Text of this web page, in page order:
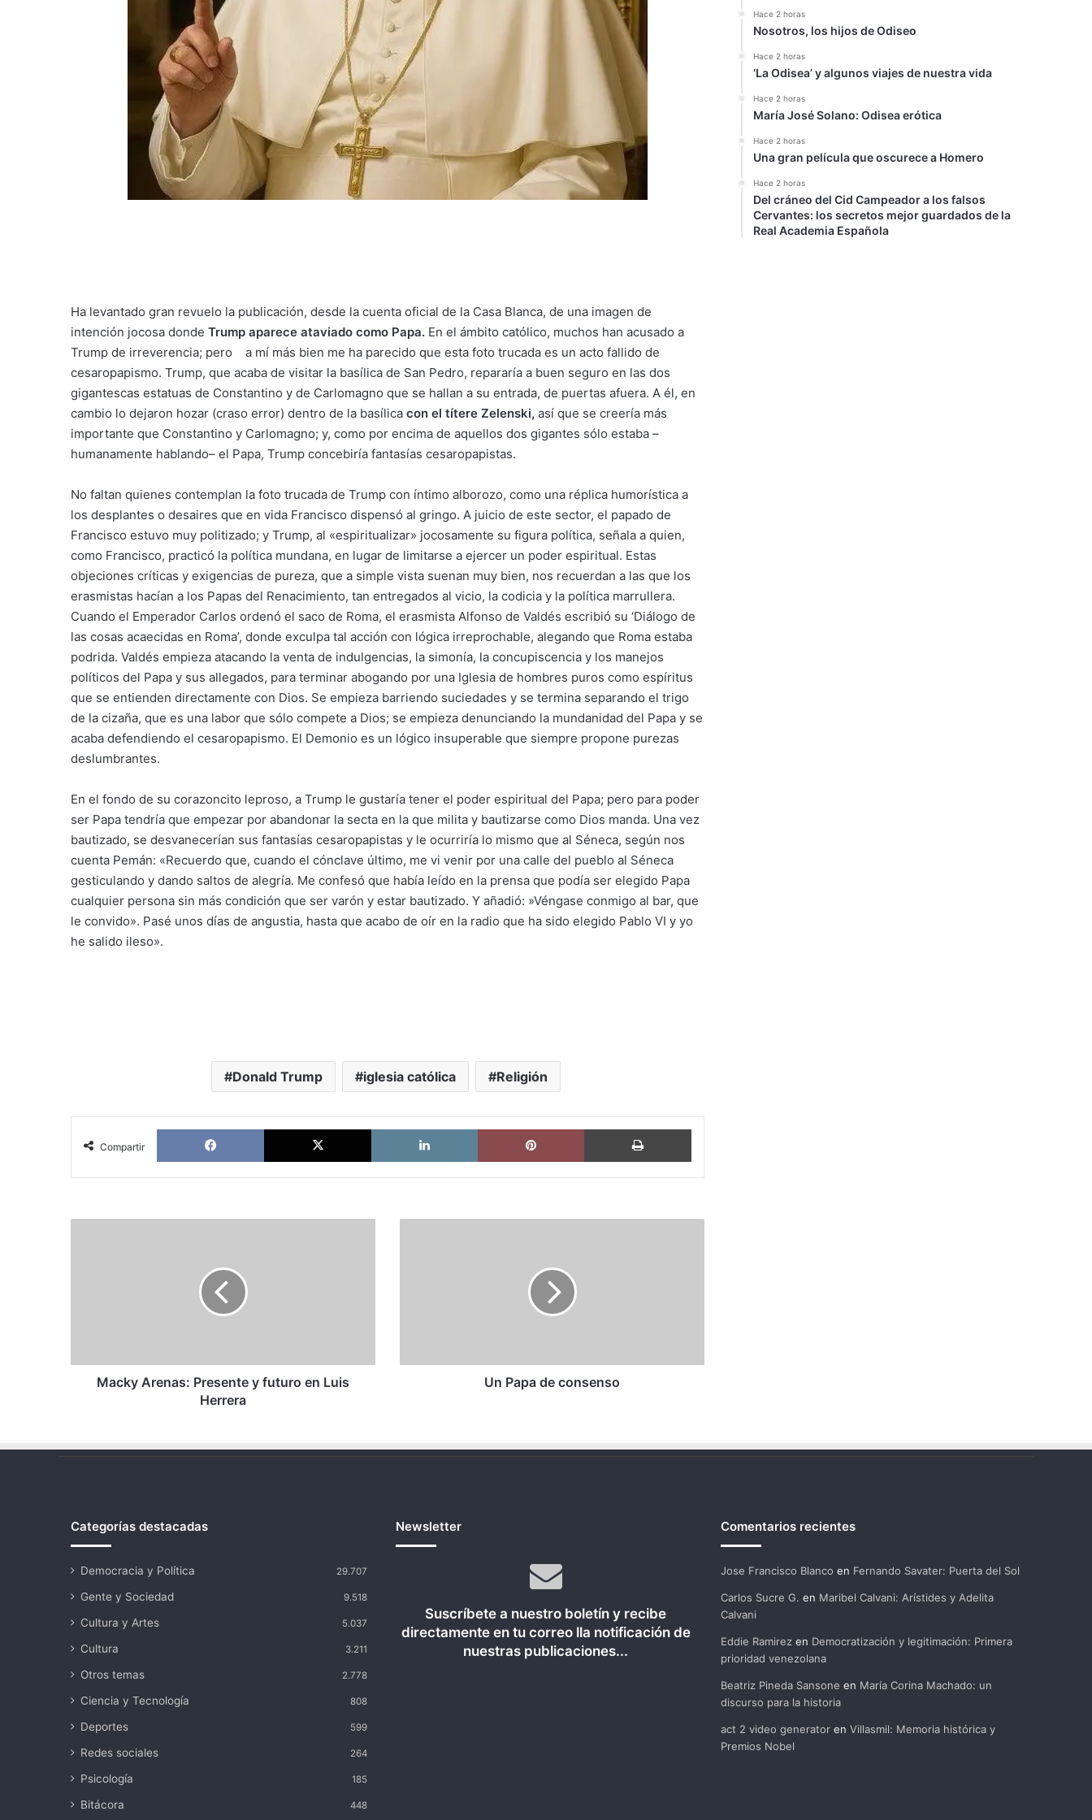
Ha levantado gran revuelo la publicación, desde la cuenta oficial de la Casa Blanca, de una imagen de
intención jocosa donde Trump aparece ataviado como Papa. En el ámbito católico, muchos han acusado a
Trump de irreverencia; pero a mí más bien me ha parecido que esta foto trucada es un acto fallido de
cesaropapismo. Trump, que acaba de visitar la basílica de San Pedro, repararía a buen seguro en las dos
gigantescas estatuas de Constantino y de Carlomagno que se hallan a su entrada, de puertas afuera. A él, en
cambio lo dejaron hozar (craso error) dentro de la basílica con el títere Zelenski, así que se creería más
importante que Constantino y Carlomagno; y, como por encima de aquellos dos gigantes sólo estaba –
humanamente hablando– el Papa, Trump concebiría fantasías cesaropapistas.
No faltan quienes contemplan la foto trucada de Trump con íntimo alborozo, como una réplica humorística a
los desplantes o desaires que en vida Francisco dispensó al gringo. A juicio de este sector, el papado de
Francisco estuvo muy politizado; y Trump, al «espiritualizar» jocosamente su figura política, señala a quien,
como Francisco, practicó la política mundana, en lugar de limitarse a ejercer un poder espiritual. Estas
objeciones críticas y exigencias de pureza, que a simple vista suenan muy bien, nos recuerdan a las que los
erasmistas hacían a los Papas del Renacimiento, tan entregados al vicio, la codicia y la política marrullera.
Cuando el Emperador Carlos ordenó el saco de Roma, el erasmista Alfonso de Valdés escribió su ‘Diálogo de
las cosas acaecidas en Roma’, donde exculpa tal acción con lógica irreprochable, alegando que Roma estaba
podrida. Valdés empieza atacando la venta de indulgencias, la simonía, la concupiscencia y los manejos
políticos del Papa y sus allegados, para terminar abogando por una Iglesia de hombres puros como espíritus
que se entienden directamente con Dios. Se empieza barriendo suciedades y se termina separando el trigo
de la cizaña, que es una labor que sólo compete a Dios; se empieza denunciando la mundanidad del Papa y se
acaba defendiendo el cesaropapismo. El Demonio es un lógico insuperable que siempre propone purezas
deslumbrantes.
En el fondo de su corazoncito leproso, a Trump le gustaría tener el poder espiritual del Papa; pero para poder
ser Papa tendría que empezar por abandonar la secta en la que milita y bautizarse como Dios manda. Una vez
bautizado, se desvanecerían sus fantasías cesaropapistas y le ocurriría lo mismo que al Séneca, según nos
cuenta Pemán: «Recuerdo que, cuando el cónclave último, me vi venir por una calle del pueblo al Séneca
gesticulando y dando saltos de alegría. Me confesó que había leído en la prensa que podía ser elegido Papa
cualquier persona sin más condición que ser varón y estar bautizado. Y añadió: »Véngase conmigo al bar, que
le convido». Pasé unos días de angustia, hasta que acabo de oír en la radio que ha sido elegido Pablo VI y yo
he salido ileso».
Donald Trump iglesia católica Religión
Compartir
Facebook X LinkedIn Pinterest Imprimir
Macky Arenas: Presente y futuro en Luis
Herrera
Un Papa de consenso
Hace 2 horas
Nosotros, los hijos de Odiseo
Hace 2 horas
‘La Odisea’ y algunos viajes de nuestra vida
Hace 2 horas
María José Solano: Odisea erótica
Hace 2 horas
Una gran película que oscurece a Homero
Hace 2 horas
Del cráneo del Cid Campeador a los falsos
Cervantes: los secretos mejor guardados de la
Real Academia Española
Categorías destacadas
Democracia y Política 29.707
Gente y Sociedad 9.518
Cultura y Artes 5.037
Cultura 3.211
Otros temas 2.778
Ciencia y Tecnología 808
Deportes 599
Redes sociales 264
Psicología 185
Bitácora 448
Newsletter
Suscríbete a nuestro boletín y recibe
directamente en tu correo lla notificación de
nuestras publicaciones...
Comentarios recientes
Jose Francisco Blanco en Fernando Savater: Puerta del Sol
Carlos Sucre G. en Maribel Calvani: Arístides y Adelita
Calvani
Eddie Ramirezen Democratización y legitimación: Primera
prioridad venezolana
Beatriz Pineda Sansone en María Corina Machado: un
discurso para la historia
act 2 video generatoren Villasmil: Memoria histórica y
Premios Nobel